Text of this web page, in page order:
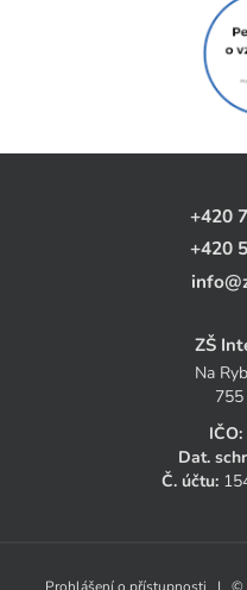
+420
+420
ZŠ
Na
IČO:
Dat.
Č. účtu:
Prohlášení o přístupnosti | ©